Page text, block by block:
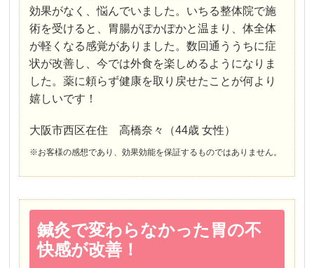
効果がなく、悩んでいました。いちる整体院で施
術を受けると、胃腸がぽかぽかと温まり、体全体
が軽くなる感覚がありました。数回通ううちに症
状が改善し、今では外食を楽しめるようになりま
した。薬に頼らず健康を取り戻せたことが何より
嬉しいです！
大阪市西区在住 高橋奈々（44歳 女性）
※お客様の感想であり、効果効能を保証するものではありません。
鍼灸で変わらなかった胃の不
快感が改善！